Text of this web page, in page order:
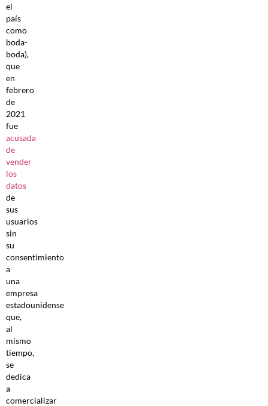
el
país
como
boda-
boda),
que
en
febrero
de
2021
fue
acusada
de
vender
los
datos
de
sus
usuarios
sin
su
consentimiento
a
una
empresa
estadounidense
que,
al
mismo
tiempo,
se
dedica
a
comercializar